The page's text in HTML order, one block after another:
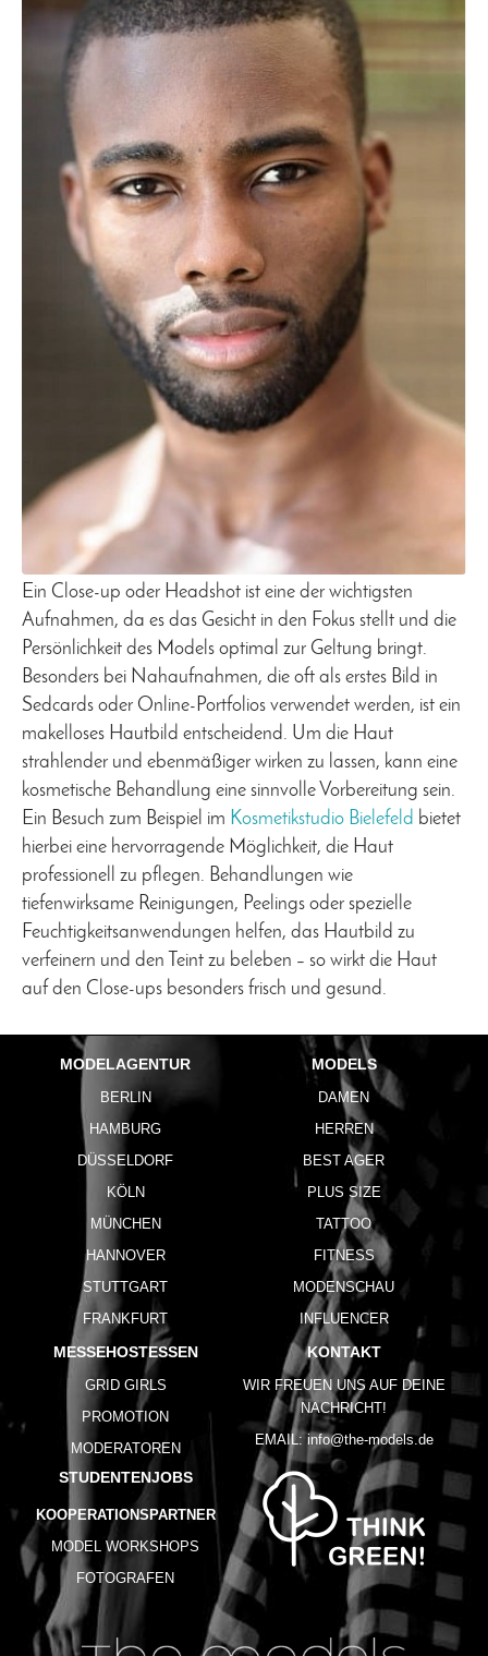
Ein Close-up oder Headshot ist eine der wichtigsten
Aufnahmen, da es das Gesicht in den Fokus stellt und die
Persönlichkeit des Models optimal zur Geltung bringt.
Besonders bei Nahaufnahmen, die oft als erstes Bild in
Sedcards oder Online-Portfolios verwendet werden, ist ein
makelloses Hautbild entscheidend. Um die Haut
strahlender und ebenmäßiger wirken zu lassen, kann eine
kosmetische Behandlung eine sinnvolle Vorbereitung sein.
Ein Besuch zum Beispiel im Kosmetikstudio Bielefeld bietet
hierbei eine hervorragende Möglichkeit, die Haut
professionell zu pflegen. Behandlungen wie
tiefenwirksame Reinigungen, Peelings oder spezielle
Feuchtigkeitsanwendungen helfen, das Hautbild zu
verfeinern und den Teint zu beleben – so wirkt die Haut
auf den Close-ups besonders frisch und gesund.
MODELAGENTUR
BERLIN
HAMBURG
DÜSSELDORF
KÖLN
MÜNCHEN
HANNOVER
STUTTGART
FRANKFURT
MODELS
DAMEN
HERREN
BEST AGER
PLUS SIZE
TATTOO
FITNESS
MODENSCHAU
INFLUENCER
MESSEHOSTESSEN
GRID GIRLS
PROMOTION
MODERATOREN
STUDENTENJOBS
KOOPERATIONSPARTNER
MODEL WORKSHOPS
FOTOGRAFEN
KONTAKT
WIR FREUEN UNS AUF DEINE
NACHRICHT!
EMAIL: info@the-models.de